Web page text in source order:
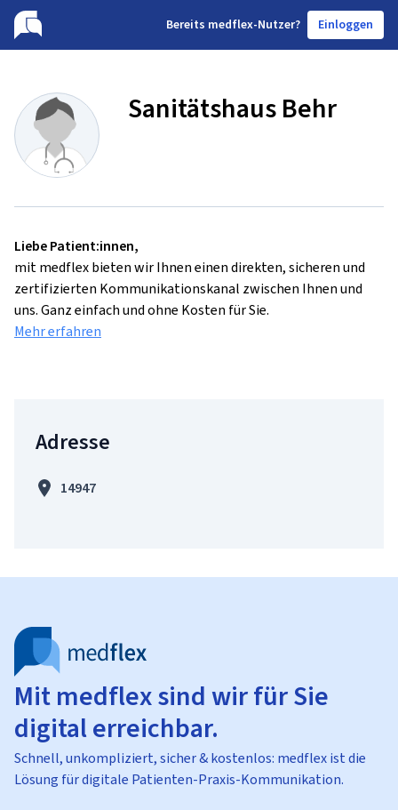
Bereits medflex-Nutzer? Einloggen
Sanitätshaus Behr
Liebe Patient:innen,
mit medflex bieten wir Ihnen einen direkten, sicheren und
zertifizierten Kommunikationskanal zwischen Ihnen und
uns. Ganz einfach und ohne Kosten für Sie.
Mehr erfahren
Adresse
14947
Mit medflex sind wir für Sie
digital erreichbar.
Schnell, unkompliziert, sicher & kostenlos: medflex ist die
Lösung für digitale Patienten-Praxis-Kommunikation.